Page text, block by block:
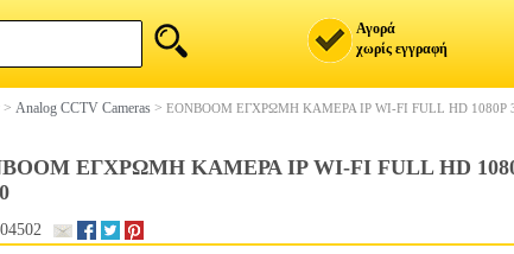
Αγορά
χωρίς εγγραφή
> Analog CCTV Cameras > EONBOOM ΕΓΧΡΩΜΗ ΚΑΜΕΡΑ IP WI-FI FULL HD 1080P
ΕΓΧΡΩΜΗ ΚΑΜΕΡΑ IP WI-FI FULL HD